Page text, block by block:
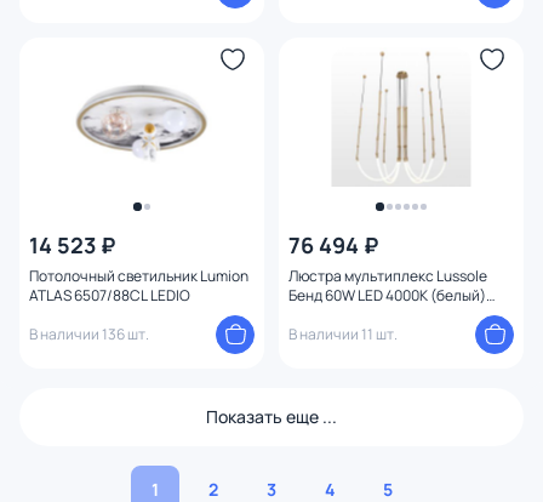
14 523 ₽
Потолочный светильник Lumion
ATLAS 6507/88CL LEDIO
В наличии 136 шт.
76 494 ₽
Люстра мультиплекс Lussole
Бенд 60W LED 4000К (белый)
В наличии 11 шт.
Показать еще ...
1 2 3 4 5